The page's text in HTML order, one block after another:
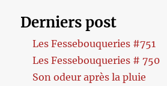
Derniers post
Les Fessebouqueries #751
Les Fessebouqueries # 750
Son odeur après la pluie